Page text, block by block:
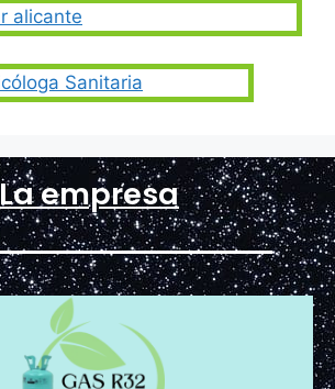
La empresa